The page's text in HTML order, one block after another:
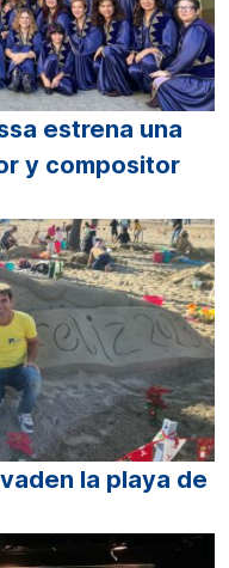
estrena una
y compositor
la playa de